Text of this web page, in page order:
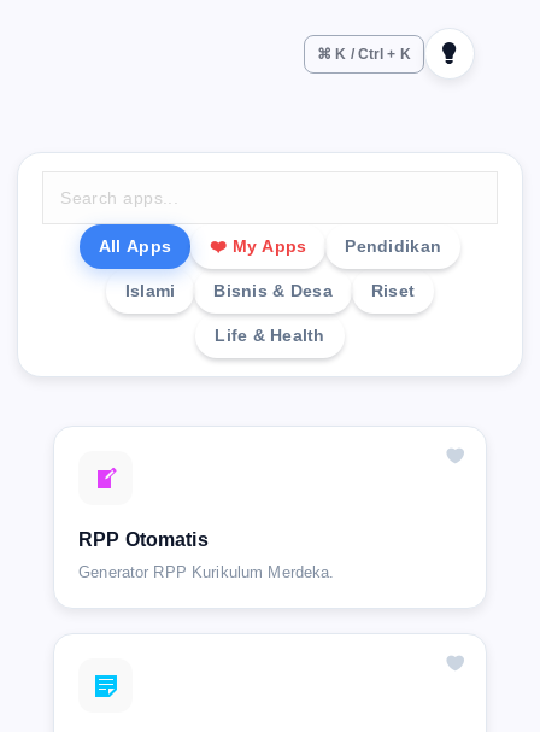
⌘ K / Ctrl + K
All Apps ❤️ My Apps Pendidikan
Islami Bisnis & Desa Riset
Life & Health
RPP Otomatis
Generator RPP Kurikulum Merdeka.